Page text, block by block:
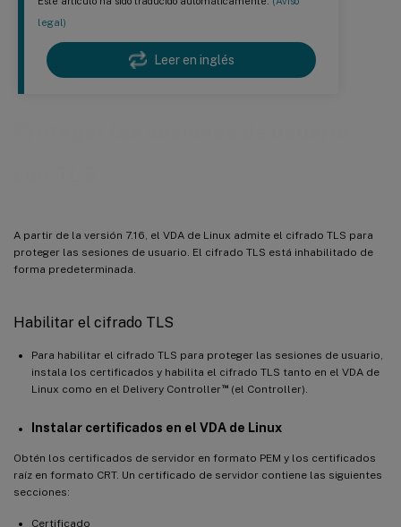
legal)
Leer en inglés
A partir de la versión 7.16, el VDA de Linux admite el cifrado TLS para
proteger las sesiones de usuario. El cifrado TLS está inhabilitado de
forma predeterminada.
Habilitar el cifrado TLS
Para habilitar el cifrado TLS para proteger las sesiones de usuario,
instala los certificados y habilita el cifrado TLS tanto en el VDA de
Linux como en el Delivery Controller™(el Controller).
Instalar certificados en el VDA de Linux
Obtén los certificados de servidor en formato PEM y los certificados
raíz en formato CRT. Un certificado de servidor contiene las siguientes
secciones:
Certificado